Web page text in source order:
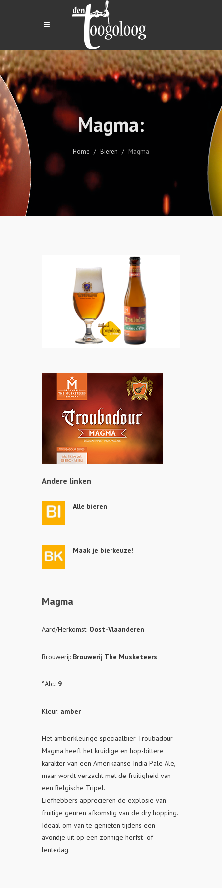
Magma:
Home Bieren Magma
Andere linken
Alle bieren
Maak je bierkeuze!
Magma
Aard/Herkomst: Oost-Vlaanderen
Brouwerij: Brouwerij The Musketeers
°Alc.: 9
Kleur: amber
Het amberkleurige speciaalbier Troubadour
Magma heeft het kruidige en hop-bittere
karakter van een Amerikaanse India Pale Ale,
maar wordt verzacht met de fruitigheid van
een Belgische Tripel.
Liefhebbers appreciëren de explosie van
fruitige geuren afkomstig van de dry hopping.
Ideaal om van te genieten tijdens een
avondje uit op een zonnige herfst- of
lentedag.